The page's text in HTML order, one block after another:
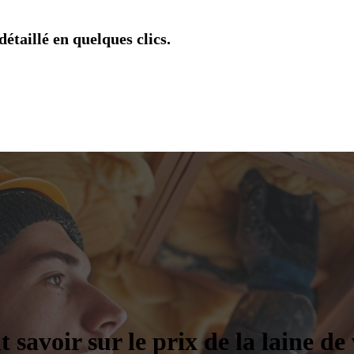
en quelques clics.
savoir sur le prix de la laine de